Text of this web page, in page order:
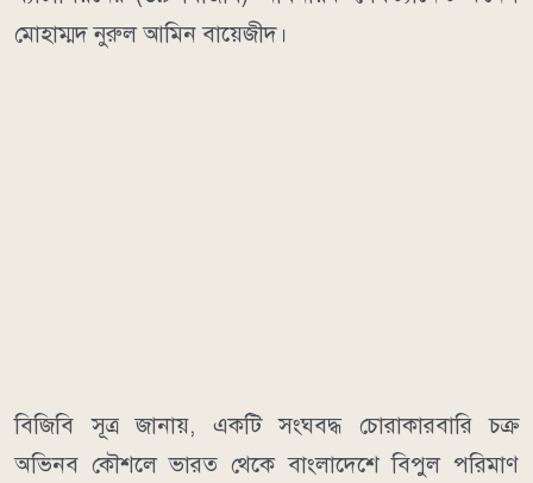
মোহাম্মদ নুরুল আমিন বায়েজীদ।
বিজিবি সূত্র জানায়, একটি সংঘবদ্ধ চোরাকারবারি চক্র
অভিনব কৌশলে ভারত থেকে বাংলাদেশে বিপুল পরিমাণ